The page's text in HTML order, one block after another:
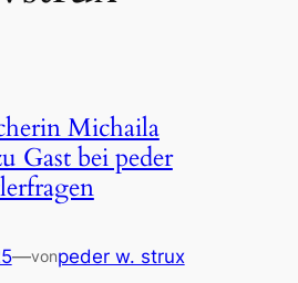
Michaila
Gast bei peder
—vonpeder w. strux